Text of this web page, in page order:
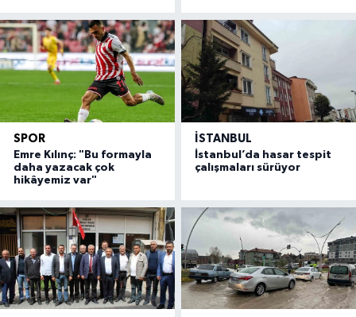
SPOR
Emre Kılınç: "Bu formayla
daha yazacak çok
hikâyemiz var"
İSTANBUL
İstanbul’da hasar tespit
çalışmaları sürüyor